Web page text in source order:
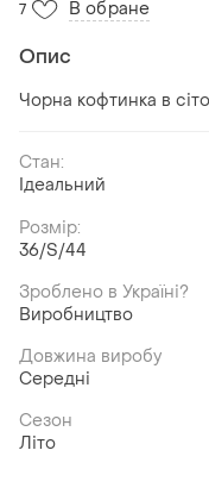
7 В обране
Опис
Чорна кофтинка в
Стан:
Ідеальний
Розмір:
36/S/44
Зроблено в Україні?
Виробництво
Довжина виробу
Середні
Сезон
Літо